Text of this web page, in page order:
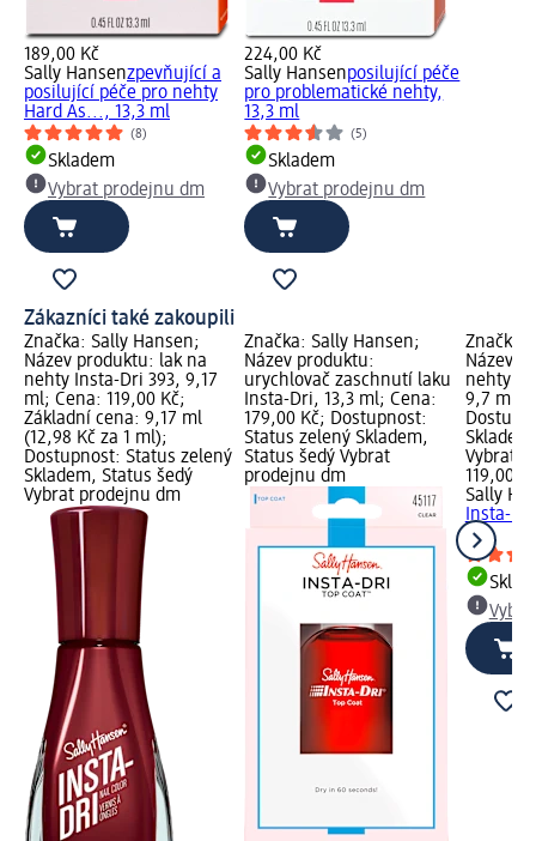
189,00 Kč
Sally Hansenzpevňující a
posilující péče pro nehty
Hard As..., 13,3 ml
(8)
Skladem
Vybrat prodejnu dm
224,00 Kč
Sally Hansenposilující péče
pro problematické nehty,
13,3 ml
(5)
Skladem
Vybrat prodejnu dm
Zákazníci také zakoupili
Značka: Sally Hansen;
Název produktu: lak na
nehty Insta-Dri 393, 9,17
ml; Cena: 119,00 Kč;
Základní cena: 9,17 ml
(12,98 Kč za 1 ml);
Dostupnost: Status zelený
Skladem, Status šedý
Vybrat prodejnu dm
Značka: Sally Hansen;
Název produktu:
urychlovač zaschnutí laku
Insta-Dri, 13,3 ml; Cena:
179,00 Kč; Dostupnost:
Status zelený Skladem,
Status šedý Vybrat
prodejnu dm
Značka:
Název
nehty
9,7 ml;
Vybrat
119,00
Sally
Insta-
ml